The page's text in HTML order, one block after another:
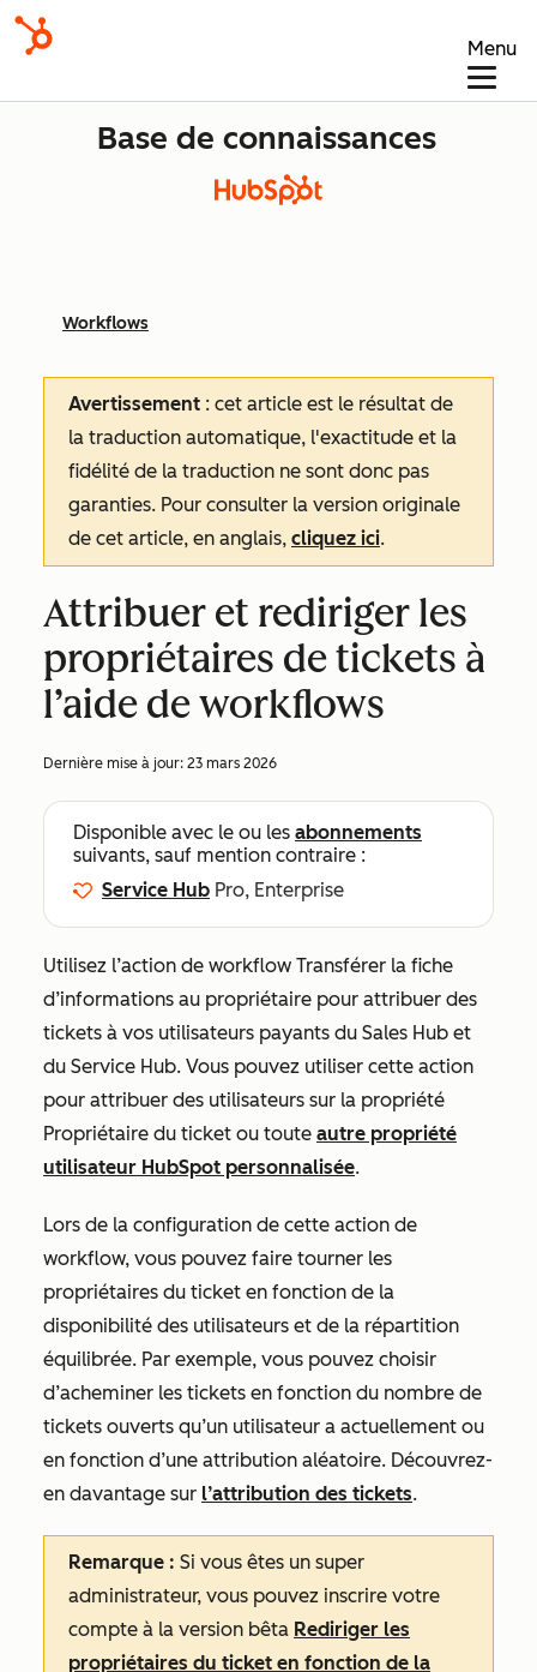
Menu
Base de connaissances
Workflows
Avertissement : cet article est le résultat de
la traduction automatique, l'exactitude et la
fidélité de la traduction ne sont donc pas
garanties. Pour consulter la version originale
de cet article, en anglais, cliquez ici.
Attribuer et rediriger les
propriétaires de tickets à
l’aide de workflows
Dernière mise à jour: 23 mars 2026
Disponible avec le ou les abonnements
suivants, sauf mention contraire :
Service Hub Pro, Enterprise
Utilisez l’action de workflow Transférer la fiche
d’informations au propriétaire pour attribuer des
tickets à vos utilisateurs payants du Sales Hub et
du Service Hub. Vous pouvez utiliser cette action
pour attribuer des utilisateurs sur la propriété
Propriétaire du ticket ou toute autre propriété
utilisateur HubSpot personnalisée.
Lors de la configuration de cette action de
workflow, vous pouvez faire tourner les
propriétaires du ticket en fonction de la
disponibilité des utilisateurs et de la répartition
équilibrée. Par exemple, vous pouvez choisir
d’acheminer les tickets en fonction du nombre de
tickets ouverts qu’un utilisateur a actuellement ou
en fonction d’une attribution aléatoire. Découvrez-
en davantage sur l’attribution des tickets.
Remarque : Si vous êtes un super
administrateur, vous pouvez inscrire votre
compte à la version bêta Rediriger les
propriétaires du ticket en fonction de la